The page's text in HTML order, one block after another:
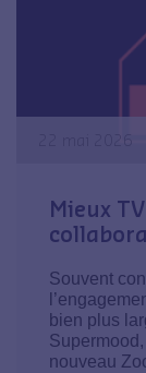
22 mai 2026
Mieux
Souvent
bien plus
nouveau